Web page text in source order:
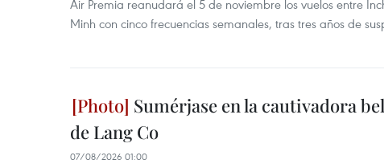
Air Premia reanudará el 5 de noviembre los vuelos entre
Minh con cinco frecuencias semanales, tras tres años de
Sumérjase en la cautivadora
de Lang Co
07/08/2026 01:00